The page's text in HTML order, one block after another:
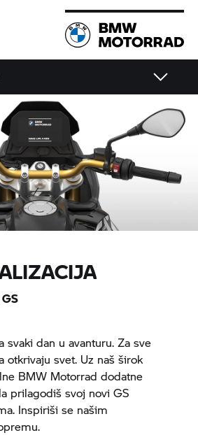
svaki dan u avanturu. Za sve
otkrivaju svet. Uz naš širok
BMW Motorrad dodatne
prilagodiš svoj novi GS
Inspiriši se našim